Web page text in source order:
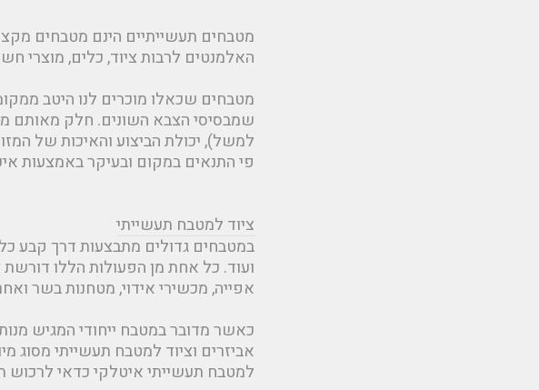
מטבחים תעשייתיים הינם מטבחים
האלמנטים לרבות ציוד, כלים, מוצרי
מטבחים שכאלו מוכרים לנו היטב
שמבסיסי הצבא השונים. חלק מאותם
למשל), יכולת הביצוע והאיכות של
פי התנאים במקום ובעיקר באמצעות
ציוד למטבח תעשייתי
במטבחים גדולים מתבצעות דרך קבע כל
ועוד. כל אחת מן הפעולות הללו דורשת
אפייה, מכשירי אידוי, מטחנות בשר
כאשר מדובר במטבח ייחודי המגיש
אביזרים וציוד למטבח תעשייתי מסוג
למטבח תעשייתי איטלקי כדאי לרכוש